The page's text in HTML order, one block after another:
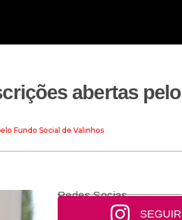
abertas
Fundo Social de Valinhos
Redes Socias
SEGUIR